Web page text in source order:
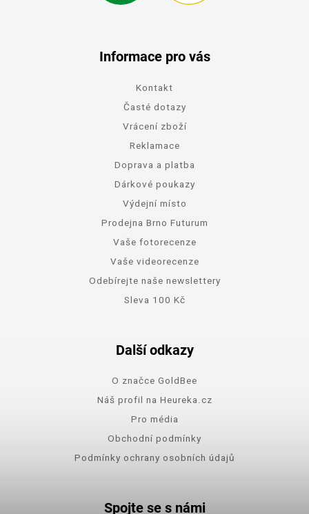
Informace pro vás
Kontakt
Časté dotazy
Vrácení zboží
Reklamace
Doprava a platba
Dárkové poukazy
Výdejní místo
Prodejna Brno Futurum
Vaše fotorecenze
Vaše videorecenze
Odebírejte naše newslettery
Sleva 100 Kč
Další odkazy
O značce GoldBee
Náš profil na Heureka.cz
Pro média
Obchodní podmínky
Podmínky ochrany osobních údajů
Spojte se s námi